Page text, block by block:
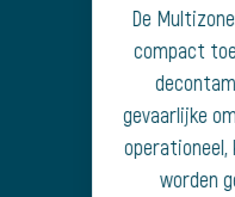
De
compact
gevaarlijke
worden